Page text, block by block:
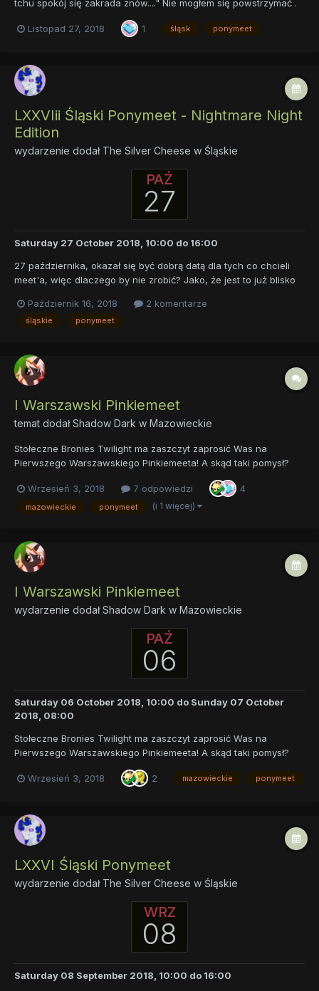
tchu spokój się zakrada znów...." Nie mogłem się powstrzymać .
Tak, tak, coraz bliżej idą Święta, ale przed samymi Świętami
chcemy się wspólnie spotkać na ostatnim w tym roku Śląskim
Listopad 27, 2018 1 śląsk ponymeet
LXXVIii Śląski Ponymeet - Nightmare Night
Edition
wydarzenie dodał The Silver Cheese w Śląskie
PAŹ
27
Saturday 27 October 2018, 10:00 do 16:00
27 października, okazał się być dobrą datą dla tych co chcieli
meet'a, więc dlaczego by nie zrobić? Jako, że jest to już blisko
zaplanować coś ciekawego :-). Jak jesteś nowy, przewiń nieco
niżej, to przybliżymy Ci co i jak odnośnie meet'a....
Październik 16, 2018 2 komentarze
śląskie ponymeet
I Warszawski Pinkiemeet
temat dodałShadow Dark w Mazowieckie
Stołeczne Bronies Twilight ma zaszczyt zaprosić Was na
Pierwszego Warszawskiego Pinkiemeeta! A skąd taki pomysł?
meecie, stawiając w większym stopniu na zabawy niewerbalne
na powietrzu, a niżeli zajęcia w zamkniętych placówk...
Wrzesień 3, 2018 7 odpowiedzi 4
mazowieckie ponymeet (i 1 więcej)
I Warszawski Pinkiemeet
wydarzenie dodałShadow Dark w Mazowieckie
PAŹ
06
Saturday 06 October 2018, 10:00 do Sunday 07 October
2018, 08:00
Stołeczne Bronies Twilight ma zaszczyt zaprosić Was na
Pierwszego Warszawskiego Pinkiemeeta! A skąd taki pomysł?
Postanowiliśmy nieco odbiec od typowej formuły atrakcji na
meecie, stawiając w większym stopniu na zabawy niewerbalne
Wrzesień 3, 2018 2 mazowieckie ponymeet
LXXVI Śląski Ponymeet
wydarzenie dodał The Silver Cheese w Śląskie
WRZ
08
Saturday 08 September 2018, 10:00 do 16:00